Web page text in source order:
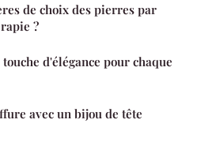
de choix des pierres par
?
d'élégance pour chaque
avec un bijou de tête